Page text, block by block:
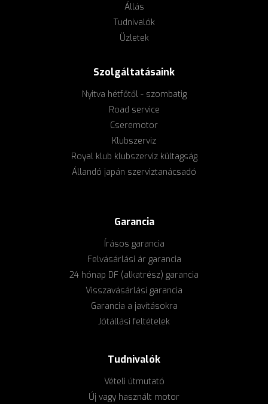
Állás
Tudnivalók
Üzletek
Szolgáltatásaink
Nyitva hétfőtől - szombatig
Road service
Cseremotor
Klubszerviz
Royal klub klubszerviz kültagság
Állandó japán szerviztanácsadó
Garancia
Írásos garancia
Felvásárlási ár garancia
24 hónap DF (alkatrész) garancia
Visszavásárlási garancia
Garancia a javításokra
Jótállási feltételek
Tudnivalók
Vételi útmutató
Új vagy használt motor